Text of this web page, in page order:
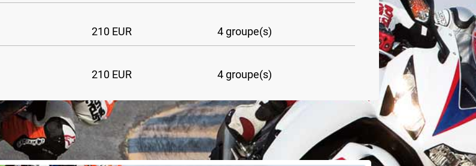
210 EUR 4 groupe(s)
210 EUR 4 groupe(s)